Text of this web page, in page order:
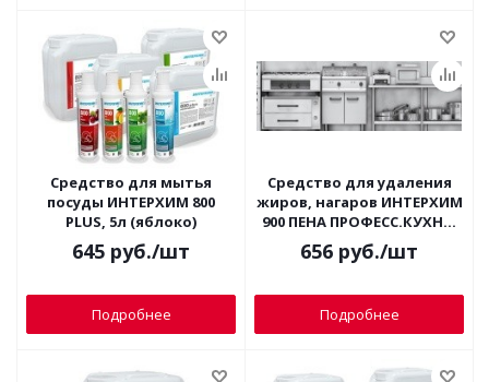
Средство для мытья
посуды ИНТЕРХИМ 800
PLUS, 5л (яблоко)
645 руб./шт
Подробнее
Средство для удаления
жиров, нагаров ИНТЕРХИМ
900 ПЕНА ПРОФЕСС.КУХНЯ,
5л (пена)
656 руб./шт
Подробнее